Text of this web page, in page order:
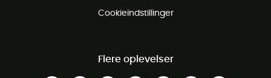
Cookieindstillinger
Flere oplevelser